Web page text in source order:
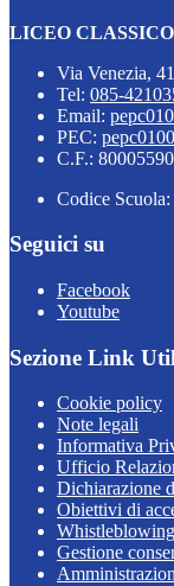
LICEO
Via Venezia,
Tel: 085-
Email:
PEC:
C.F.:
Codice
Seguici su
Facebook
Youtube
Sezione Link
Cookie policy
Note legali
Informativa
Ufficio
Dichiarazione
Obiettivi di
Whistleblowing
Gestione